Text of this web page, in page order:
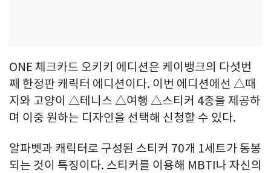
ONE 체크카드 오키키 에디션은 케이뱅크의 다섯번
째 한정판 캐릭터 에디션이다. 이번 에디션에선 △때
지와 고양이 △테니스 △여행 △스티커 4종을 제공하
며 이중 원하는 디자인을 선택해 신청할 수 있다.
알파벳과 캐릭터로 구성된 스티커 70개 1세트가 동봉
되는 것이 특징이다. 스티커를 이용해 MBTI나 자신의